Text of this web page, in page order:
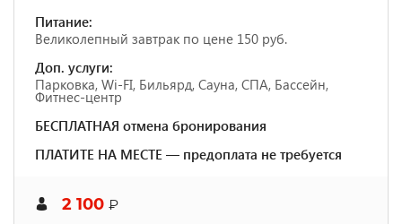
Питание:
Великолепный завтрак по цене 150 руб.
Доп. услуги:
Парковка, Wi-FI, Бильярд, Сауна, СПА, Бассейн,
Фитнес-центр
БЕСПЛАТНАЯ отмена бронирования
ПЛАТИТЕ НА МЕСТЕ — предоплата не требуется
2 100 ₽